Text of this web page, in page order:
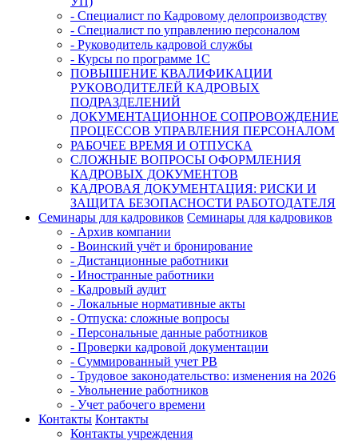
- Специалист по Кадровому делопроизводству
- Специалист по управлению персоналом
- Руководитель кадровой службы
- Курсы по программе 1С
ПОВЫШЕНИЕ КВАЛИФИКАЦИИ
РУКОВОДИТЕЛЕЙ КАДРОВЫХ
ПОДРАЗДЕЛЕНИЙ
ДОКУМЕНТАЦИОННОЕ СОПРОВОЖДЕНИЕ
ПРОЦЕССОВ УПРАВЛЕНИЯ ПЕРСОНАЛОМ
РАБОЧЕЕ ВРЕМЯ И ОТПУСКА
СЛОЖНЫЕ ВОПРОСЫ ОФОРМЛЕНИЯ
КАДРОВЫХ ДОКУМЕНТОВ
КАДРОВАЯ ДОКУМЕНТАЦИЯ: РИСКИ И
ЗАЩИТА БЕЗОПАСНОСТИ РАБОТОДАТЕЛЯ
Семинары для кадровиков Семинары для кадровиков
- Архив компании
- Воинский учёт и бронирование
- Дистанционные работники
- Иностранные работники
- Кадровый аудит
- Локальные нормативные акты
- Отпуска: сложные вопросы
- Персональные данные работников
- Проверки кадровой документации
- Суммированный учет РВ
- Трудовое законодательство: изменения на 2026
- Увольнение работников
- Учет рабочего времени
Контакты Контакты
Контакты учреждения